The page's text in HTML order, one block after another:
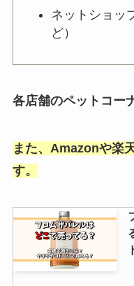
ネットショッ
ど）
各店舗のペットコー
また、Amazonや楽
す。